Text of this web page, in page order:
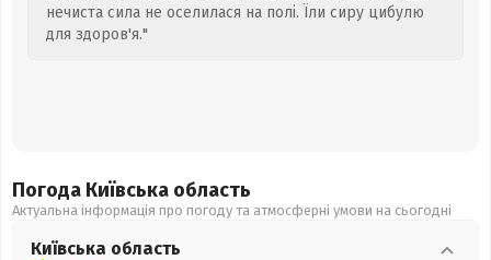
нечиста сила не оселилася на полі. Їли сиру цибулю
для здоров'я."
Погода Київська область
Актуальна інформація про погоду та атмосферні умови на сьогодні
Київська область